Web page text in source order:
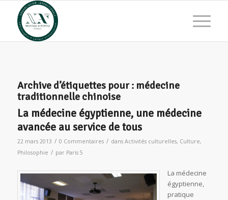
Archive d’étiquettes pour : médecine
traditionnelle chinoise
La médecine égyptienne, une médecine
avancée au service de tous
22 mars 2013 / 0 Commentaires / dans Activités culturelles, Culture,
Philosophie / par Paris 5
La médecine
égyptienne,
pratique